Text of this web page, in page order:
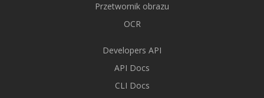
Przetwornik obrazu
OCR
Developers API
API Docs
CLI Docs